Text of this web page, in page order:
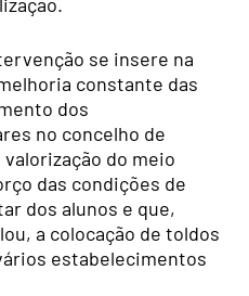
se insere na
constante das
dos
no concelho de
do meio
das condições de
dos alunos e que,
a colocação de toldos
estabelecimentos